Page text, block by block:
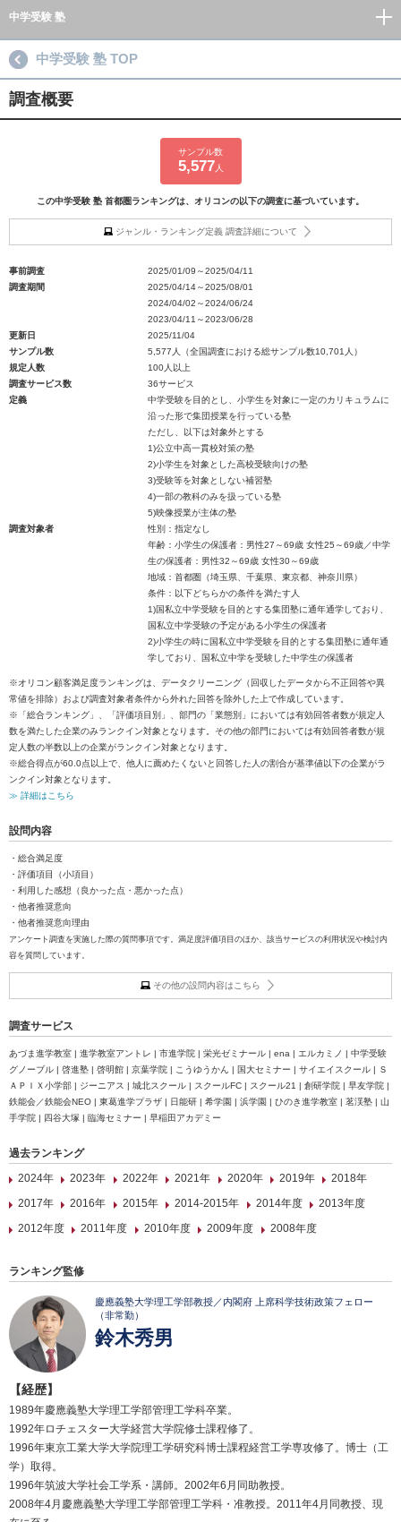
中学受験 塾
中学受験 塾 TOP
調査概要
サンプル数
5,577 人
この中学受験 塾 首都圏ランキングは、オリコンの以下の調査に基づいています。
ジャンル・ランキング定義 調査詳細について
事前調査
2025/01/09～2025/04/11
調査期間
2025/04/14～2025/08/01
2024/04/02～2024/06/24
2023/04/11～2023/06/28
更新日
2025/11/04
サンプル数
5,577人（全国調査における総サンプル数10,701人）
規定人数
100人以上
調査サービス数
36サービス
定義
中学受験を目的とし、小学生を対象に一定のカリキュラムに
沿った形で集団授業を行っている塾
ただし、以下は対象外とする
1)公立中高一貫校対策の塾
2)小学生を対象とした高校受験向けの塾
3)受験等を対象としない補習塾
4)一部の教科のみを扱っている塾
5)映像授業が主体の塾
調査対象者
性別：指定なし
年齢：小学生の保護者：男性27～69歳 女性25～69歳／中学
生の保護者：男性32～69歳 女性30～69歳
地域：首都圏（埼玉県、千葉県、東京都、神奈川県）
条件：以下どちらかの条件を満たす人
1)国私立中学受験を目的とする集団塾に通年通学しており、
国私立中学受験の予定がある小学生の保護者
2)小学生の時に国私立中学受験を目的とする集団塾に通年通
学しており、国私立中学を受験した中学生の保護者
※オリコン顧客満足度ランキングは、データクリーニング（回収したデータから不正回答や異
常値を排除）および調査対象者条件から外れた回答を除外した上で作成しています。
※「総合ランキング」、「評価項目別」、部門の「業態別」においては有効回答者数が規定人
数を満たした企業のみランクイン対象となります。その他の部門においては有効回答者数が規
定人数の半数以上の企業がランクイン対象となります。
※総合得点が60.0点以上で、他人に薦めたくないと回答した人の割合が基準値以下の企業がラ
ンクイン対象となります。
≫ 詳細はこちら
設問内容
・総合満足度
・評価項目（小項目）
・利用した感想（良かった点・悪かった点）
・他者推奨意向
・他者推奨意向理由
アンケート調査を実施した際の質問事項です。満足度評価項目のほか、該当サービスの利用状況や検討内
容を質問しています。
その他の設問内容はこちら
調査サービス
あづま進学教室 | 進学教室アントレ | 市進学院 | 栄光ゼミナール | ena | エルカミノ | 中学受験
グノーブル | 啓進塾 | 啓明館 | 京葉学院 | こうゆうかん | 国大セミナー | サイエイスクール | Ｓ
ＡＰＩＸ小学部 | ジーニアス | 城北スクール | スクールFC | スクール21 | 創研学院 | 早友学院 |
鉄能会／鉄能会NEO | 東葛進学プラザ | 日能研 | 希学園 | 浜学園 | ひのき進学教室 | 茗渓塾 | 山
手学院 | 四谷大塚 | 臨海セミナー | 早稲田アカデミー
過去ランキング
2024年
2023年 2022年 2021年 2020年 2019年
2018年
2017年
2016年 2015年 2014-2015年 2014年度
2013年度
2012年度
2011年度 2010年度 2009年度 2008年度
ランキング監修
慶應義塾大学理工学部教授／内閣府 上席科学技術政策フェロー
（非常勤）
鈴木秀男
【経歴】
1989年慶應義塾大学理工学部管理工学科卒業。
1992年ロチェスター大学経営大学院修士課程修了。
1996年東京工業大学大学院理工学研究科博士課程経営工学専攻修了。博士（工
学）取得。
1996年筑波大学社会工学系・講師。2002年6月同助教授。
2008年4月慶應義塾大学理工学部管理工学科・准教授。2011年4月同教授、現